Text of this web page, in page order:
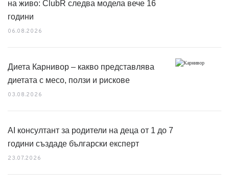
на живо: ClubR следва модела вече 16
години
06.08.2026
Диета Карнивор – какво представлява
диетата с месо, ползи и рискове
03.08.2026
AI консултант за родители на деца от 1 до 7
години създаде български експерт
23.07.2026